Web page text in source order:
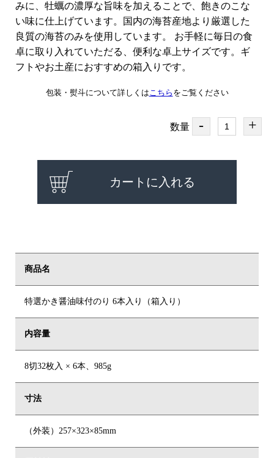
みに、牡蠣の濃厚な旨味を加えることで、飽きのこな
い味に仕上げています。国内の海苔産地より厳選した
良質の海苔のみを使用しています。 お手軽に毎日の食
卓に取り入れていただる、便利な卓上サイズです。ギ
フトやお土産におすすめの箱入りです。
包装・熨斗について詳しくはこちら をご覧ください
数量 - +
カートに入れる
商品名
特選かき醤油味付のり 6本入り（箱入り）
内容量
8切32枚入 × 6本、985g
寸法
（外装）257×323×85mm